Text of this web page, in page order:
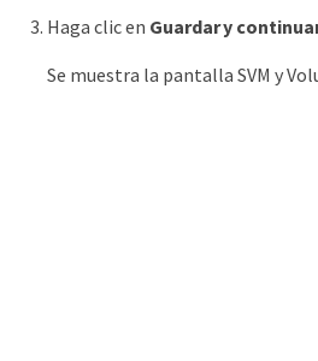
Haga clic en Guardar y
Se muestra la pantalla SVM y